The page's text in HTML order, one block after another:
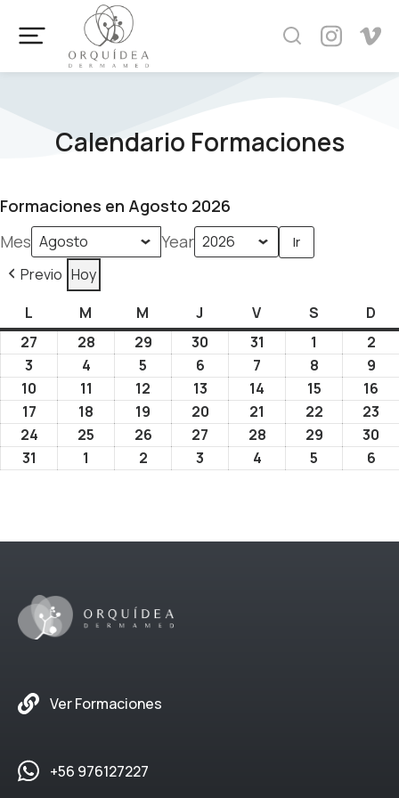
Calendario Formaciones
Formaciones en Agosto 2026
Mes
Year
Previo Hoy
L
M M J V S
D
27
28 29 30 31 1
2
3
4 5 6 7 8
9
10
11 12 13 14 15
16
17
18 19 20 21 22
23
24
25 26 27 28 29
30
31
1 2 3 4 5 6
Ver Formaciones
+56 976127227